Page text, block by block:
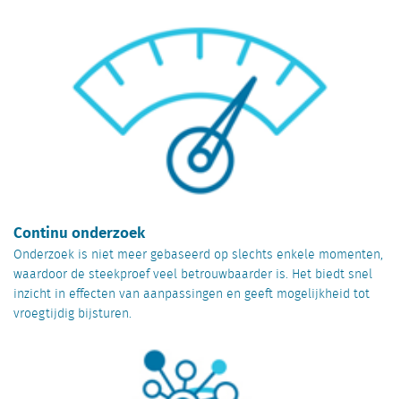
Continu onderzoek
Onderzoek is niet meer gebaseerd op slechts enkele momenten,
waardoor de steekproef veel betrouwbaarder is. Het biedt snel
inzicht in effecten van aanpassingen en geeft mogelijkheid tot
vroegtijdig bijsturen.